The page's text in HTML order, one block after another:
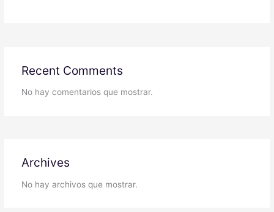
Recent Comments
No hay comentarios que mostrar.
Archives
No hay archivos que mostrar.